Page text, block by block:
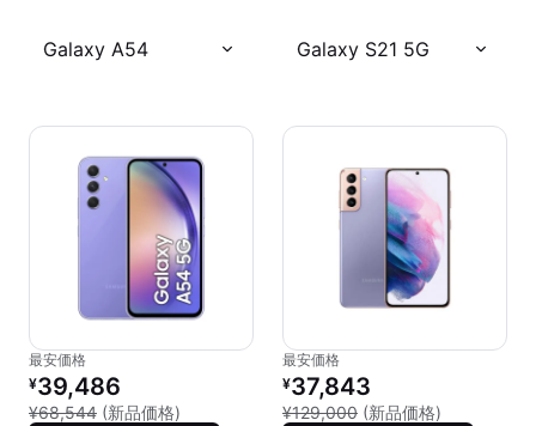
Galaxy A54 Galaxy S21 5G
最安価格
リファービッシュ品の価格：
¥39,486
¥68,544 (新品価格) 新品との比較：¥68,544
最安価格
リファービッシュ品の価格：
¥37,843
¥129,000 (新品価格)